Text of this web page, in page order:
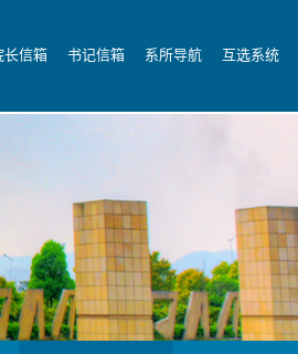
长信箱 书记信箱 系所导航 互选系统